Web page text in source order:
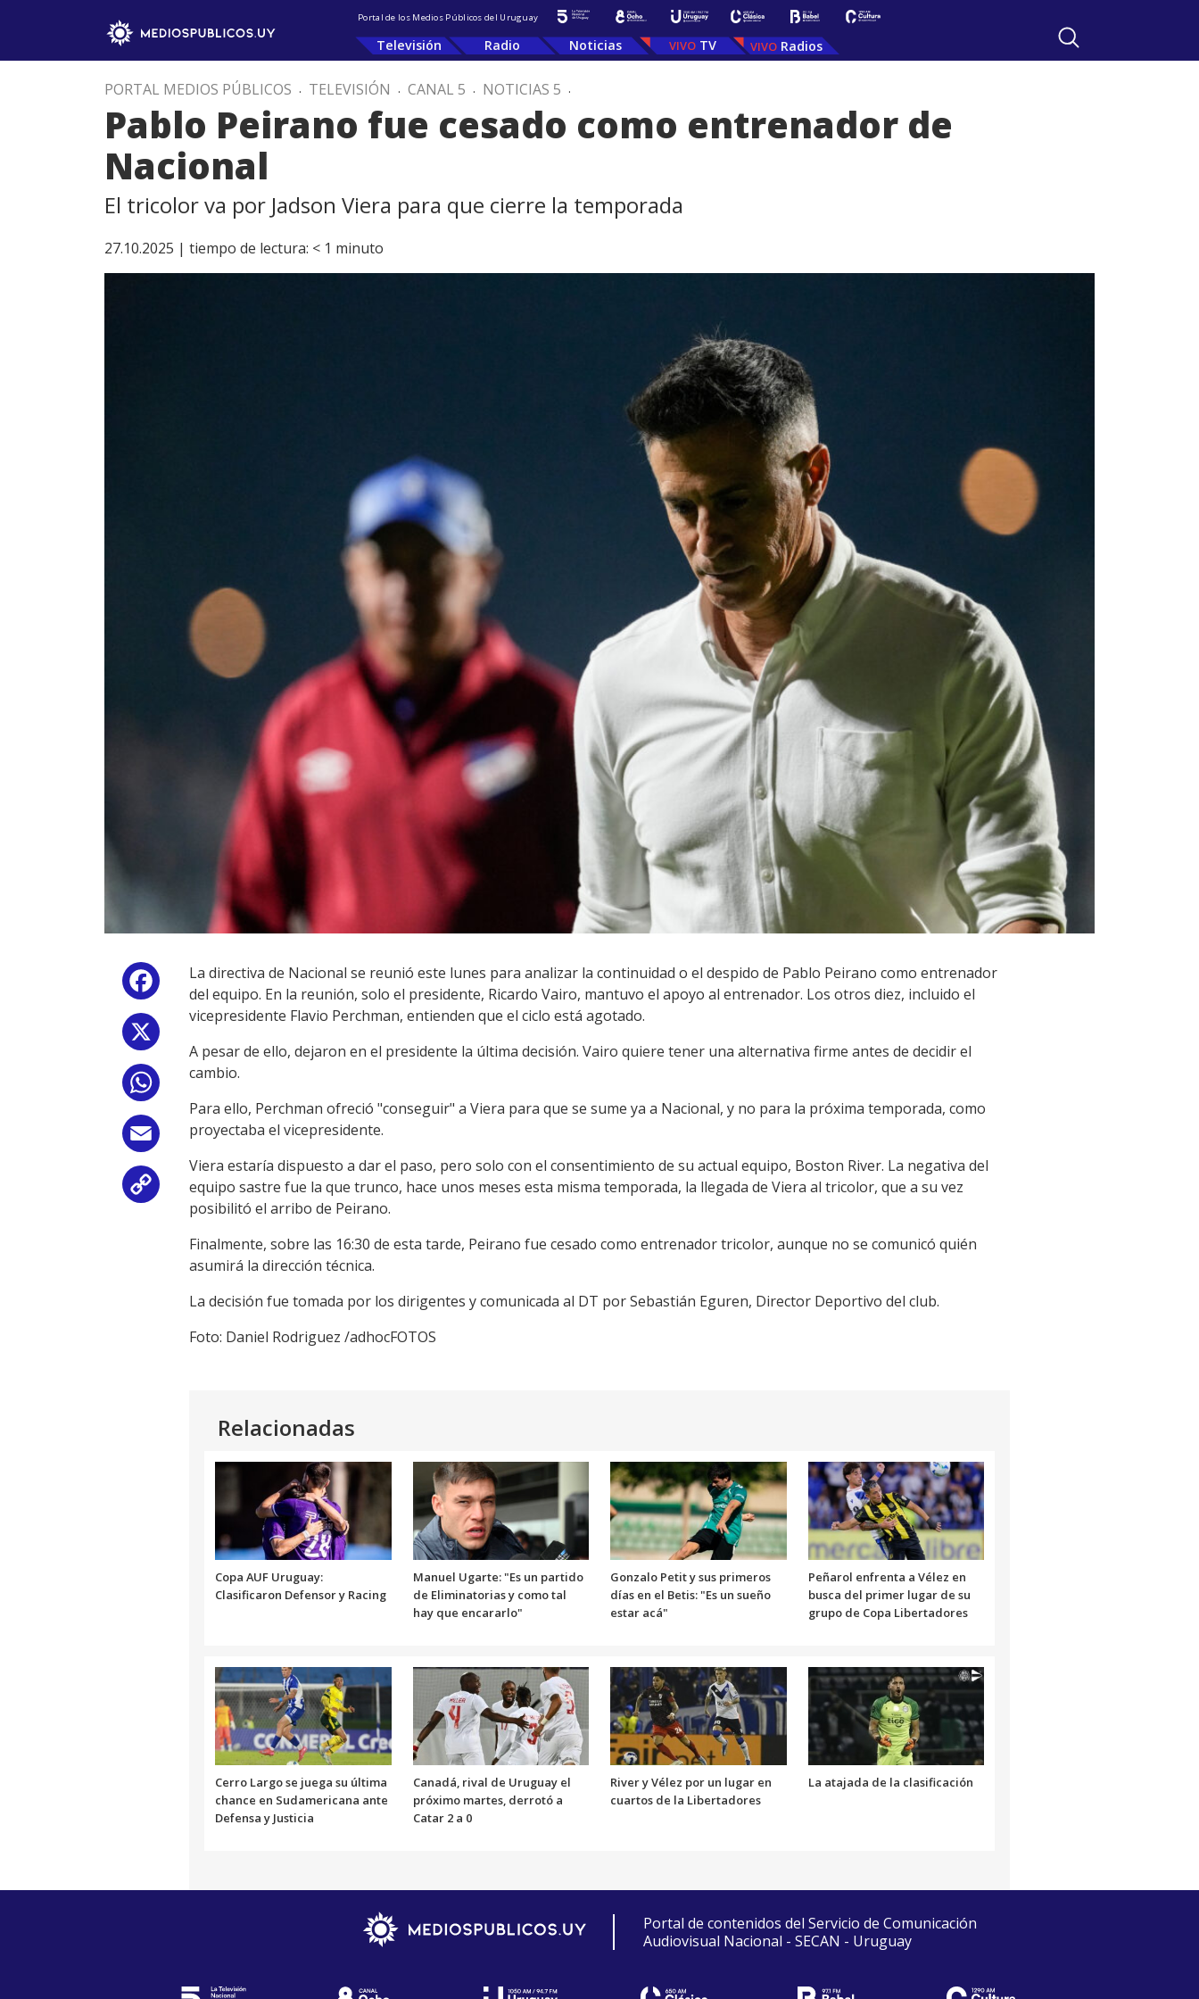
Portal de los Medios Públicos del Uruguay
Televisión Radio Noticias TV Radios
PORTAL MEDIOS PÚBLICOS . TELEVISIÓN . CANAL 5 . NOTICIAS 5 .
Pablo Peirano fue cesado como entrenador de
Nacional
El tricolor va por Jadson Viera para que cierre la temporada
27.10.2025 | tiempo de lectura: < 1 minuto
Facebook
Email
Copy
La directiva de Nacional se reunió este lunes para analizar la continuidad o el despido de Pablo Peirano como entrenador
del equipo. En la reunión, solo el presidente, Ricardo Vairo, mantuvo el apoyo al entrenador. Los otros diez, incluido el
vicepresidente Flavio Perchman, entienden que el ciclo está agotado.
A pesar de ello, dejaron en el presidente la última decisión. Vairo quiere tener una alternativa firme antes de decidir el
cambio.
Para ello, Perchman ofreció "conseguir" a Viera para que se sume ya a Nacional, y no para la próxima temporada, como
proyectaba el vicepresidente.
Viera estaría dispuesto a dar el paso, pero solo con el consentimiento de su actual equipo, Boston River. La negativa del
equipo sastre fue la que trunco, hace unos meses esta misma temporada, la llegada de Viera al tricolor, que a su vez
posibilitó el arribo de Peirano.
Finalmente, sobre las 16:30 de esta tarde, Peirano fue cesado como entrenador tricolor, aunque no se comunicó quién
asumirá la dirección técnica.
La decisión fue tomada por los dirigentes y comunicada al DT por Sebastián Eguren, Director Deportivo del club.
Foto: Daniel Rodriguez /adhocFOTOS
Relacionadas
Copa AUF Uruguay:
Clasificaron Defensor y Racing
Manuel Ugarte: "Es un partido
de Eliminatorias y como tal
hay que encararlo"
Gonzalo Petit y sus primeros
días en el Betis: "Es un sueño
estar acá"
Peñarol enfrenta a Vélez en
busca del primer lugar de su
grupo de Copa Libertadores
Cerro Largo se juega su última
chance en Sudamericana ante
Defensa y Justicia
Canadá, rival de Uruguay el
próximo martes, derrotó a
Catar 2 a 0
River y Vélez por un lugar en
cuartos de la Libertadores
La atajada de la clasificación
Portal de contenidos del Servicio de Comunicación
Audiovisual Nacional - SECAN - Uruguay